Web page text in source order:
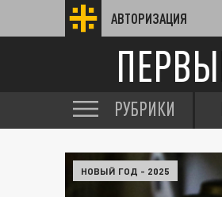
АВТОРИЗАЦИЯ
РУБРИКИ
НОВЫЙ ГОД - 2025